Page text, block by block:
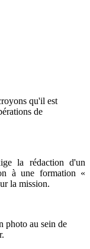
qu'il est
de
la rédaction d'un
à une formation «
la mission.
photo au sein de